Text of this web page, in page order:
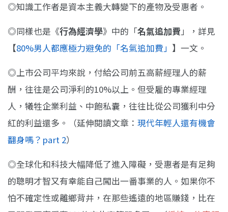
◎知識工作者是資本主義大轉變下的產物及受惠者。
◎同樣也是《行為經濟學》中的「名氣追加費」，詳見
【80%男人都應極力避免的「名氣追加費」 】一文。
◎上市公司平均來說，付給公司前五高薪經理人的薪
酬，往往是公司淨利的10%以上。但受雇的專業經理
人，犧牲企業利益、中飽私囊，往往比從公司獲利中分
紅的利益還多。（延伸閱讀文章： 現代年輕人還有機會
翻身嗎？part 2）
◎全球化和科技大幅降低了進入障礙，受惠者是有足夠
的聰明才智又有幸能自己闖出一番事業的人。如果你不
怕不確定性或離鄉背井，在那些遙遠的地區賺錢，比在